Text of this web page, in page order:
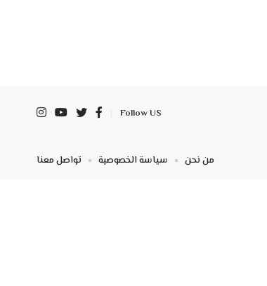
Follow US
من نحن سياسة الخصوصية تواصل معنا